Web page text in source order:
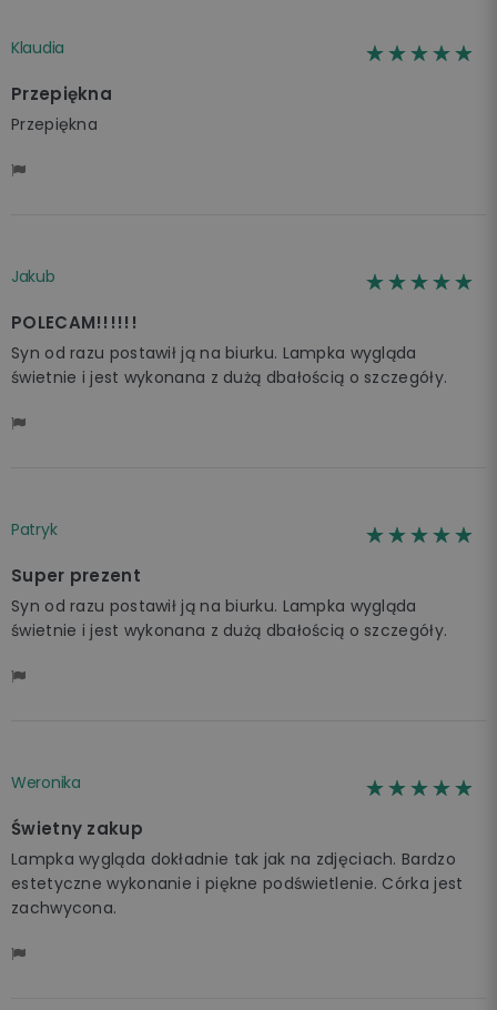
Klaudia ☆☆☆☆☆
★★★★★
Przepiękna
Przepiękna
Jakub ☆☆☆☆☆
★★★★★
POLECAM!!!!!!
Syn od razu postawił ją na biurku. Lampka wygląda
świetnie i jest wykonana z dużą dbałością o szczegóły.
Patryk ☆☆☆☆☆
★★★★★
Super prezent
Syn od razu postawił ją na biurku. Lampka wygląda
świetnie i jest wykonana z dużą dbałością o szczegóły.
Weronika ☆☆☆☆☆
★★★★★
Świetny zakup
Lampka wygląda dokładnie tak jak na zdjęciach. Bardzo
estetyczne wykonanie i piękne podświetlenie. Córka jest
zachwycona.